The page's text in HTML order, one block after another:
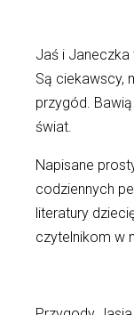
Jaś i Janeczka
Są ciekawscy,
przygód.
świat.
Napisane
codziennych
literatury
czytelnikom w